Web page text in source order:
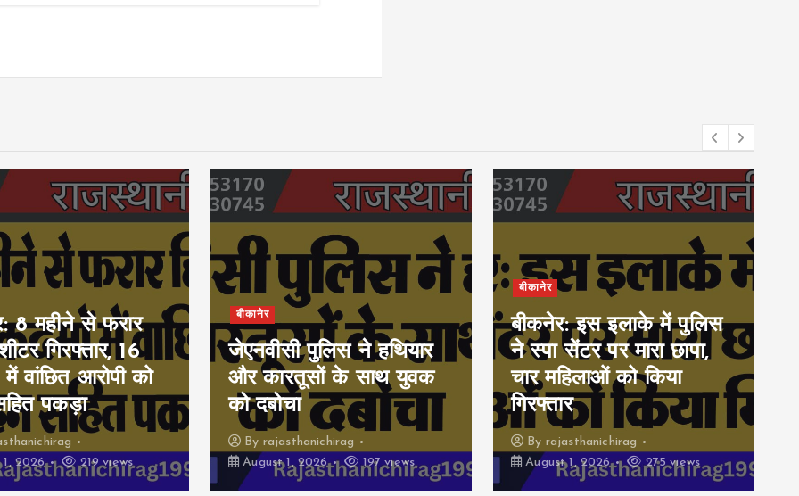
8 महीने से फरार
गिरफ्तार, 16
वांछित आरोपी को
पकड़ा
2026
219 views
बीकानेर
जेएनवीसी पुलिस ने हथियार
और कारतूसों के साथ युवक
को दबोचा
By rajasthanichirag
August 1, 2026
197 views
बीकानेर
बीकनेर: इस इलाके में पुलिस
ने स्पा सेंटर पर मारा छापा,
चार महिलाओं को किया
गिरफ्तार
By rajasthanichirag
August 1, 2026
275 views